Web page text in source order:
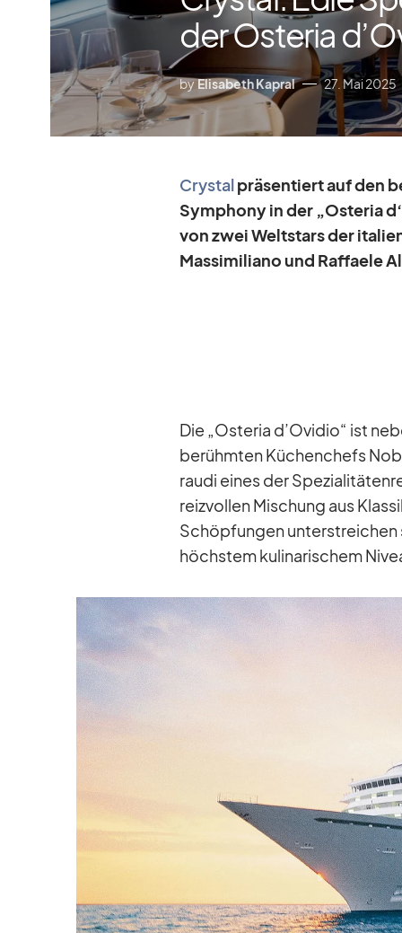
der Osteria
byElisabeth Kapral 27. Mai 2025
Crys­talprä­sen­tiert auf den
Sym­phony in der „Os­te­ria
von zwei Welt­stars der
Mas­si­mi­liano und Raf­faele
Die „Os­te­ria d’Ovidio“ ist
be­rühm­ten Kü­chen­chefs
raudi ei­nes der
reiz­vol­len Mi­schung aus
Schöp­fun­gen un­ter­strei­chen
höchs­tem ku­li­na­ri­schem